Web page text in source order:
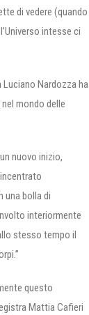
di vedere (quando
intesse ci
Luciano Nardozza ha
mondo delle
nuovo inizio,
una bolla di
interiormente
stesso tempo il
questo
Mattia Cafieri